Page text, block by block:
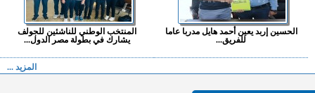
الحسين إربد يعين أحمد هايل مدربا عاما
للفريق...
المنتخب الوطني للناشئين للجولف
يشارك في بطولة مصر الدول...
المزيد ...